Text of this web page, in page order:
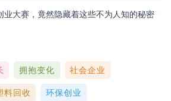
业大赛，竟然隐藏着这些不为人知的秘密
拥抱变化 社会企业
料回收 环保创业